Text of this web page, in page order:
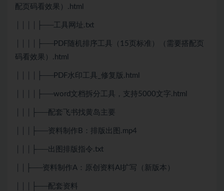
配页码看效果）.html
││││├──工具网址.txt
││││├──PDF随机排序工具（15页标准）（需要搭配页
码看效果）.html
││││├──PDF水印工具_修复版.html
││││├──word文档拆分工具，支持5000文字.html
│││├──配套飞书找黄岛主要
│││├──资料制作B：排版出图.mp4
│││├──出图排版指令.txt
││├──资料制作A：原创资料AI扩写（新版本）
│││├──配套资料